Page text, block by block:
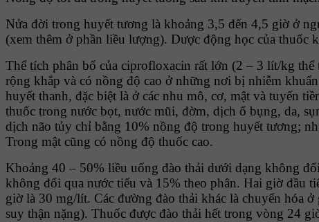
Nửa đời trong huyết tương là khoảng 3,5 đến 4,5 giờ ở
(xem thêm ở phần liều lượng). Dược động học của thuốc
Thể tích phân bố của ciprofloxacin rất lớn (2 – 3 lít/kg
rộng khắp và có nồng độ cao ở những nơi bị nhiễm
huyết thanh, đặc biệt là ở các nhu mô, cơ, mật và tuyến
thuốc trong nước bọt, nước mũi, đờm, dịch ổ bụng, da,
dịch não tủy chỉ bằng 10% nồng độ trong huyết tương;
Trong mật cũng có nồng độ thuốc cao.
Khoảng 40 – 50% liều uống đào thải dưới dạng không
không đổi qua nước tiểu và 15% theo phân. Hai giờ đầu
giờ là 30 mg/lít. Các đường đào thải khác là chuyển hóa
suy thận nặng). Thuốc được đào thải hết trong vòng 24